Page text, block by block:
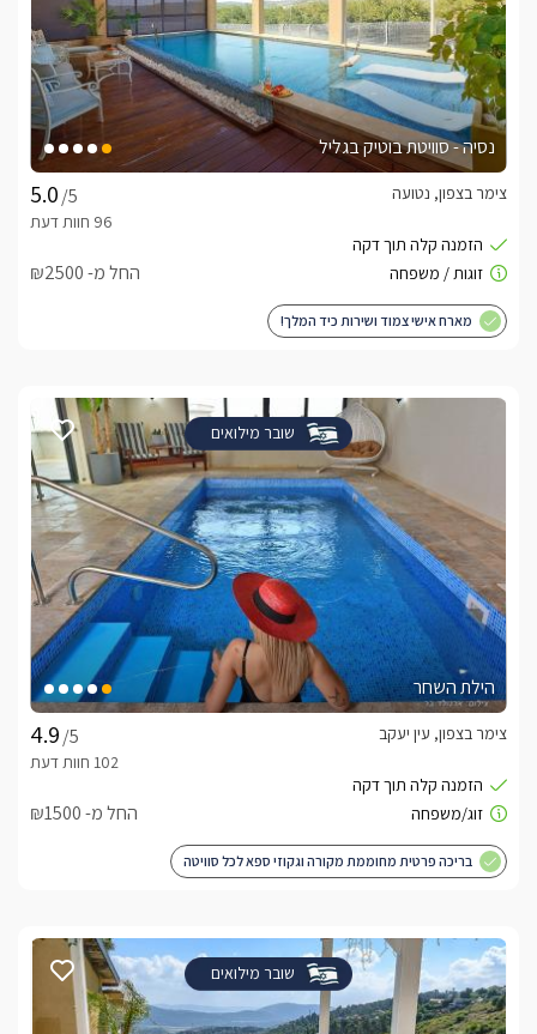
נסיה - סוויטת בוטיק בגליל
/5
צימר בצפון, נטועה
החל מ- ₪2500
מארח אישי צמוד ושירות כיד המלך!
שובר מילואים
הילת השחר
/5
צימר בצפון, עין יעקב
החל מ- ₪1500
בריכה פרטית מחוממת מקורה וגקוזי ספא לכל סוויטה
שובר מילואים